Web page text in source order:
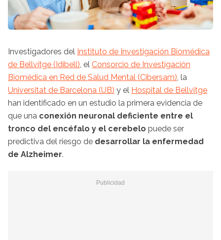
Investigadores del Instituto de Investigación Biomédica
de Bellvitge (Idibell), el Consorcio de Investigación
Biomédica en Red de Salud Mental (Cibersam), la
Universitat de Barcelona (UB) y el Hospital de Bellvitge
han identificado en un estudio la primera evidencia de
que una conexión neuronal deficiente entre el
tronco del encéfalo y el cerebelo puede ser
predictiva del riesgo de desarrollar la enfermedad
de Alzheimer.